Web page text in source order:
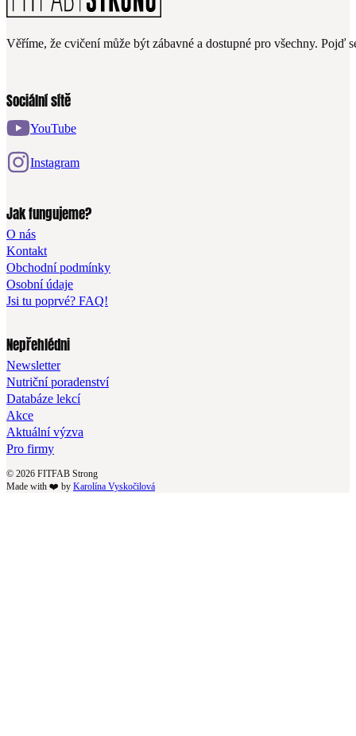
Věříme, že cvičení může být zábavné a dostupné pro všechny. Pojď
Sociální sítě
YouTube
Instagram
Jak fungujeme?
O nás
Kontakt
Obchodní podmínky
Osobní údaje
Jsi tu poprvé? FAQ!
Nepřehlédni
Newsletter
Nutriční poradenství
Databáze lekcí
Akce
Aktuální výzva
Pro firmy
© 2026 FITFAB Strong
Made with ❤️ by Karolína Vyskočilová